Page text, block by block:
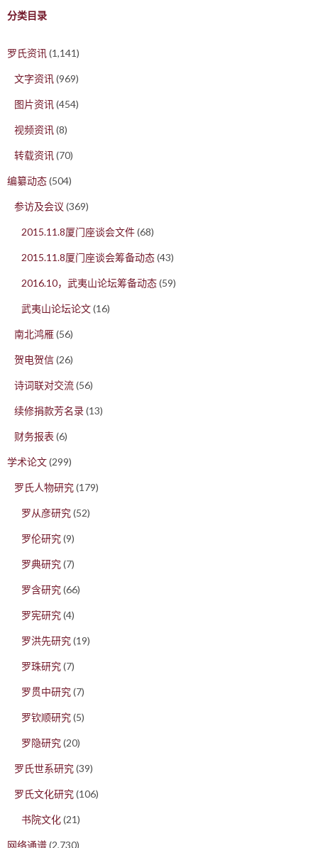
分类目录
罗氏资讯(1,141)
文字资讯(969)
图片资讯(454)
视频资讯(8)
转载资讯(70)
编纂动态(504)
参访及会议 (369)
2015.11.8厦门座谈会文件(68)
2015.11.8厦门座谈会筹备动态(43)
2016.10，武夷山论坛筹备动态(59)
武夷山论坛论文(16)
南北鸿雁(56)
贺电贺信(26)
诗词联对交流(56)
续修捐款芳名录(13)
财务报表 (6)
学术论文(299)
罗氏人物研究(179)
罗从彦研究(52)
罗伦研究(9)
罗典研究(7)
罗含研究(66)
罗宪研究(4)
罗洪先研究(19)
罗珠研究(7)
罗贯中研究(7)
罗钦顺研究(5)
罗隐研究(20)
罗氏世系研究(39)
罗氏文化研究(106)
书院文化(21)
网络通谱(2,730)